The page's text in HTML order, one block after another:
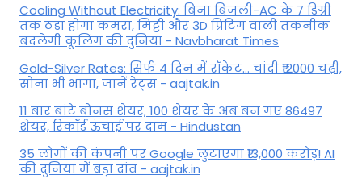
Cooling Without Electricity: बिना बिजली-AC के 7 डिग्री
तक ठंडा होगा कमरा, मिट्टी और 3D प्रिंटिंग वाली तकनीक
बदलेगी कूलिंग की दुनिया - Navbharat Times
Gold-Silver Rates: सिर्फ 4 दिन में रॉकेट... चांदी ₹12000 चढ़ी,
सोना भी भागा, जानें रेट्स - aajtak.in
11 बार बांटे बोनस शेयर, 100 शेयर के अब बन गए 86497
शेयर, रिकॉर्ड ऊंचाई पर दाम - Hindustan
35 लोगों की कंपनी पर Google लुटाएगा ₹13,000 करोड़! AI
की दुनिया में बड़ा दांव - aajtak.in